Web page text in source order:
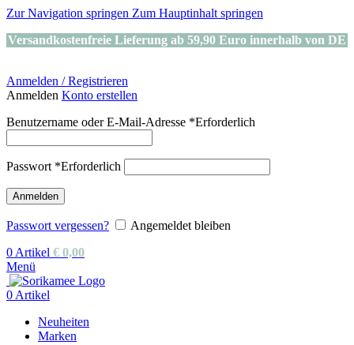
Zur Navigation springen Zum Hauptinhalt springen
Versandkostenfreie Lieferung ab 59,90 Euro innerhalb von DE
Anmelden / Registrieren
Anmelden Konto erstellen
Benutzername oder E-Mail-Adresse *Erforderlich
Passwort *Erforderlich
Anmelden
Passwort vergessen?
Angemeldet bleiben
0 Artikel € 0,00
Menü
0 Artikel
Neuheiten
Marken